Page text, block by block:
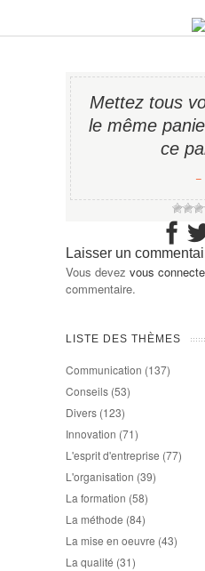
Mettez tous
le même
ce
−
Laisser un
Vous devez vous
commentaire.
LISTE DES THÈMES
Communication (137)
Conseils (53)
Divers (123)
Innovation (71)
L'esprit d'entreprise (77)
L'organisation (39)
La formation (58)
La méthode (84)
La mise en oeuvre (43)
La qualité (31)